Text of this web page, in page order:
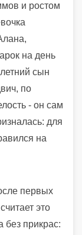
и ростом
на день
сын
по
- он сам
для
на
первых
это
без прикрас: